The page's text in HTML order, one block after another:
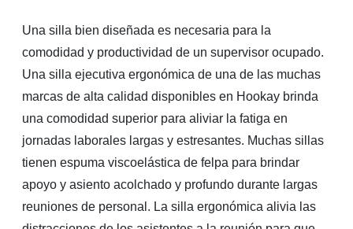
Una silla bien diseñada es necesaria para la
comodidad y productividad de un supervisor ocupado.
Una silla ejecutiva ergonómica de una de las muchas
marcas de alta calidad disponibles en Hookay brinda
una comodidad superior para aliviar la fatiga en
jornadas laborales largas y estresantes. Muchas sillas
tienen espuma viscoelástica de felpa para brindar
apoyo y asiento acolchado y profundo durante largas
reuniones de personal. La silla ergonómica alivia las